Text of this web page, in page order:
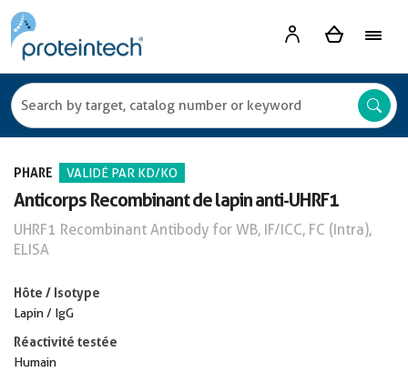
PHARE VALIDÉ PAR KD/KO
Anticorps Recombinant de lapin anti-UHRF1
UHRF1 Recombinant Antibody for WB, IF/ICC, FC (Intra),
ELISA
Hôte / Isotype
Lapin / IgG
Réactivité testée
Humain